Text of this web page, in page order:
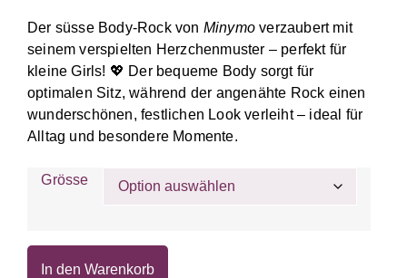
Der süsse Body-Rock von Minymo verzaubert mit
seinem verspielten Herzchenmuster – perfekt für
kleine Girls! 💖 Der bequeme Body sorgt für
optimalen Sitz, während der angenähte Rock einen
wunderschönen, festlichen Look verleiht – ideal für
Alltag und besondere Momente.
Grösse
In den Warenkorb